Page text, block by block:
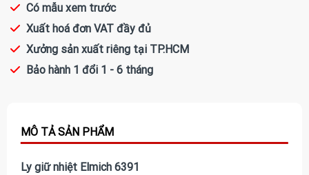
Có mẫu xem trước
Xuất hoá đơn VAT đầy đủ
Xưởng sản xuất riêng tại TP.HCM
Bảo hành 1 đổi 1 - 6 tháng
Ly giữ nhiệt Elmich 6391